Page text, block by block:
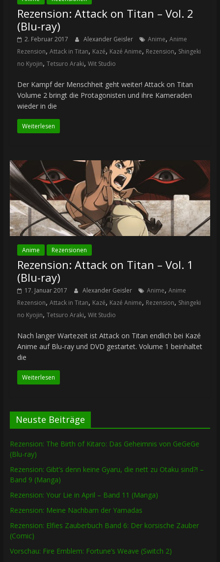
Rezension: Attack on Titan – Vol. 2
(Blu-ray)
2. Februar 2017 Alexander Geisler Anime, Anime
Rezension, Attack in Titan, Kazé, Kazé Anime, Rezension, Shingeki
no Kyojin, Tetsuro Araki, Wit Studio
Der Kampf der Menschheit geht weiter! Attack on Titan
Volume 2 bringt die Protagonisten und ihre Kameraden
wieder in die
Weiterlesen
Anime Rezensionen
Rezension: Attack on Titan – Vol. 1
(Blu-ray)
17. Januar 2017 Alexander Geisler Anime, Anime
Rezension, Attack in Titan, Kazé, Kazé Anime, Rezension, Shingeki
no Kyojin, Tetsuro Araki, Wit Studio
Nach langer Wartezeit ist Attack on Titan endlich bei Kazé
Anime auf Blu-ray und DVD gestartet. Volume 1 beinhaltet
die
Weiterlesen
Neuste Beiträge
Rezension: The Birth of Kitaro: Das Geheimnis von GeGeGe
(Blu-ray)
Rezension: Gibt’s denn keine Gyaru, die nett zu Otaku sind?! –
Band 9 (Manga)
Rezension: Your Lie in April – Band 11 (Manga)
Rezension: Meine Nachbarn der Yamadas
Rezension: Elfies Zauberbuch Band 6: Der korsische Zauber
(Comic)
Vorschau: Fire Emblem: Fortune’s Weave (Switch 2)